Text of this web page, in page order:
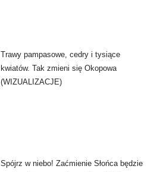
Trawy pampasowe, cedry i tysiące
kwiatów. Tak zmieni się Okopowa
(WIZUALIZACJE)
Spójrz w niebo! Zaćmienie Słońca będzie